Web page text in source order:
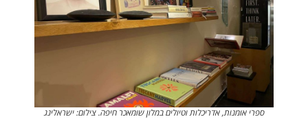
ספרי אומנות, אדריכלות וטיולים במלון שומאכר חיפה. צילום: ישראלינג